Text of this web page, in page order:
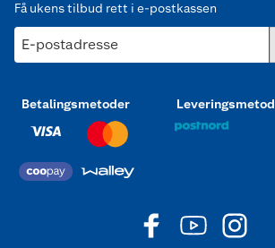
Få ukens tilbud rett i e-postkassen
E-postadresse
Betalingsmetoder